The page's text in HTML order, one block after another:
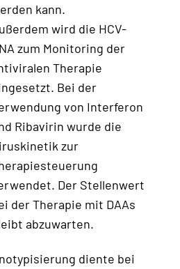
kann.
wird die HCV-
zum Monitoring der
Therapie
Bei der
von Interferon
Ribavirin wurde die
zur
Der Stellenwert
der Therapie mit DAAs
abzuwarten.
diente bei